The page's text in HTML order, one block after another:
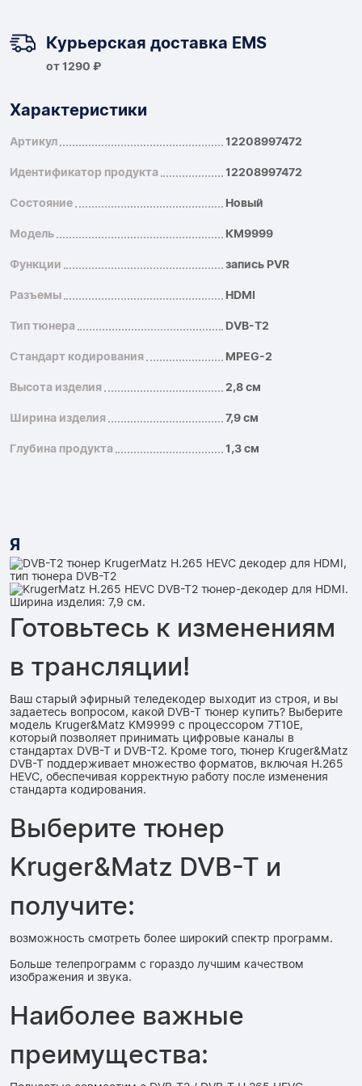
Курьерская доставка EMS
от 1290 ₽
Характеристики
Артикул 12208997472
Идентификатор продукта 12208997472
Состояние Новый
Модель КМ9999
Функции запись PVR
Разъемы HDMI
Тип тюнера DVB-T2
Стандарт кодирования MPEG-2
Высота изделия 2,8 см
Ширина изделия 7,9 см
Глубина продукта 1,3 см
Я
Готовьтесь к изменениям
в трансляции!
Ваш старый эфирный теледекодер выходит из строя, и вы
задаетесь вопросом, какой DVB-T тюнер купить? Выберите
модель Kruger&Matz KM9999 с процессором 7T10E,
который позволяет принимать цифровые каналы в
стандартах DVB-T и DVB-T2. Кроме того, тюнер Kruger&Matz
DVB-T поддерживает множество форматов, включая H.265
HEVC, обеспечивая корректную работу после изменения
стандарта кодирования.
Выберите тюнер
Kruger&Matz DVB-T и
получите:
возможность смотреть более широкий спектр программ.
Больше телепрограмм с гораздо лучшим качеством
изображения и звука.
Наиболее важные
преимущества: